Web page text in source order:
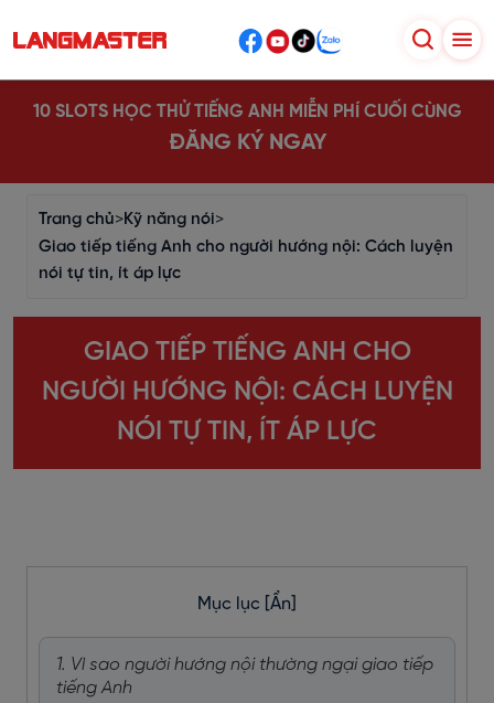
10 SLOTS HỌC THỬ TIẾNG ANH MIỄN PHÍ CUỐI CÙNG
ĐĂNG KÝ NGAY
Trang chủ>Kỹ năng nói>
Giao tiếp tiếng Anh cho người hướng nội: Cách luyện
nói tự tin, ít áp lực
GIAO TIẾP TIẾNG ANH CHO
NGƯỜI HƯỚNG NỘI: CÁCH LUYỆN
NÓI TỰ TIN, ÍT ÁP LỰC
Mục lục [Ẩn]
1. Vì sao người hướng nội thường ngại giao tiếp
tiếng Anh